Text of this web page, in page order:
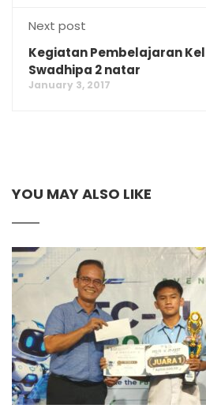
Next post
Kegiatan Pembelajaran
Swadhipa 2 natar
January 3, 2017
YOU MAY ALSO LIKE